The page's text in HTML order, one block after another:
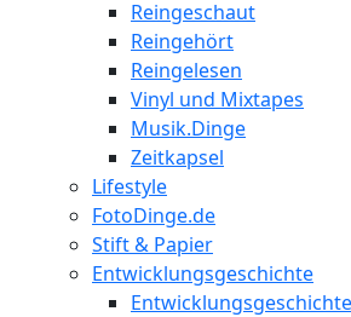
Reingeschaut
Reingehört
Reingelesen
Vinyl und Mixtapes
Musik.Dinge
Zeitkapsel
Lifestyle
FotoDinge.de
Stift & Papier
Entwicklungsgeschichte